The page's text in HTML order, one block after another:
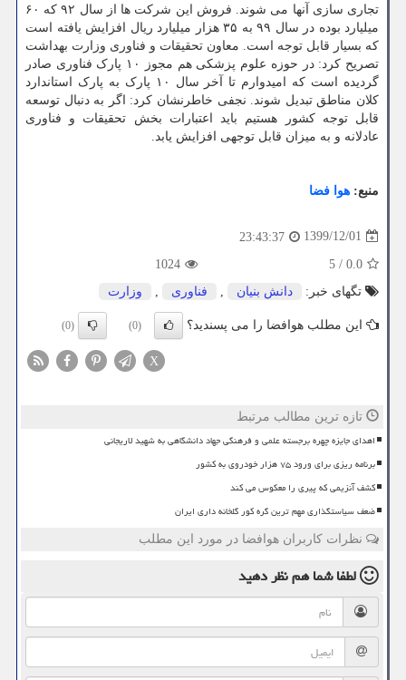
تجاری سازی آنها می شوند. فروش این شرکت ها از سال ۹۲ که ۶۰
میلیارد بوده در سال ۹۹ به ۳۵ هزار میلیارد ریال افزایش یافته است
که بسیار قابل توجه است. معاون تحقیقات و فناوری وزارت بهداشت
تصریح کرد: در حوزه علوم پزشکی هم مجوز ۱۰ پارک فناوری صادر
گردیده است که امیدوارم تا آخر سال ۱۰ پارک به پارک استاندارد
کلان مناطق تبدیل شوند. نجفی خاطرنشان کرد: اگر به دنبال توسعه
قابل توجه کشور هستیم باید اعتبارات بخش تحقیقات و فناوری
عادلانه و به میزان قابل توجهی افزایش یابد.
منبع: هوا فضا
1399/12/01
23:43:37
0.0
/
5
1024
تگهای خبر:
دانش بنیان , فناوری , وزارت
این مطلب هوافضا را می پسندید؟ (0)
(0)
X
تازه ترین مطالب مرتبط
اهدای جایزه چهره برجسته علمی و فرهنگی جهاد دانشگاهی به شهید لاریجانی
برنامه ریزی برای ورود ۷۵ هزار خودروی به کشور
کشف آنزیمی که پیری را معکوس می کند
ضعف سیاستگذاری مهم ترین گره کور گلخانه داری ایران
نظرات کاربران هوافضا در مورد این مطلب
لطفا شما همنظر دهید